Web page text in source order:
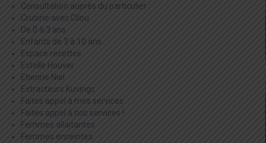
Consultation auprès du particulier
Crusine avec Cilou
De 0 à 3 ans
Enfants de 3 à 10 ans
Espace recettes
Estelle Houver
Etienne Niel
Extracteurs Kuvings
Faites appel à mes services
Faites appel à nos services !
Femmes allaitantes
Femmes enceintes